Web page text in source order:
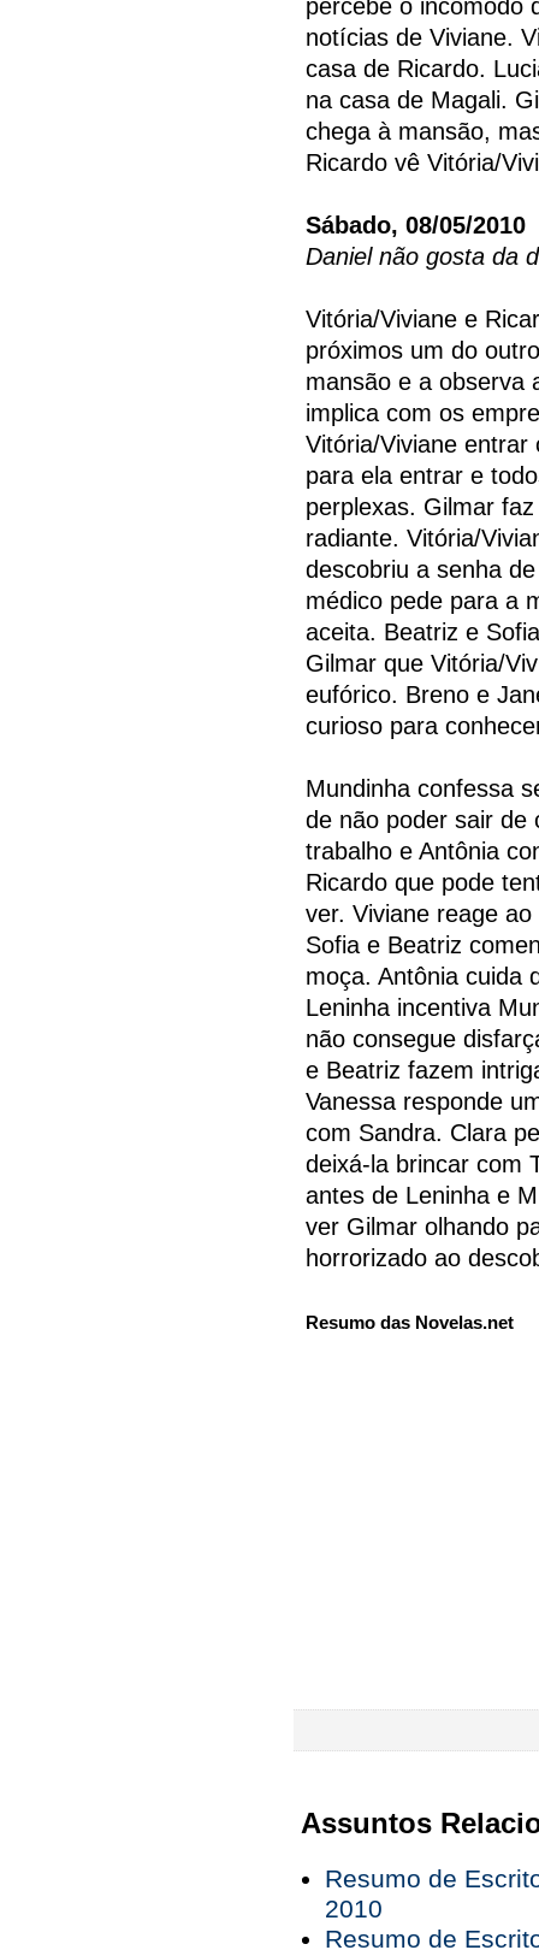
notícias de Viviane.
casa de Ricardo.
na casa de Magali.
chega à mansão,
Ricardo vê Vitória/
Sábado, 08/05/2010
Daniel não gosta da
Vitória/Viviane e
próximos um do
mansão e a observa
implica com os
Vitória/Viviane entrar
para ela entrar e
perplexas. Gilmar
radiante. Vitória/
descobriu a senha
médico pede para a
aceita. Beatriz e
Gilmar que Vitória/
eufórico. Breno e
curioso para
Mundinha confessa
de não poder sair de
trabalho e Antônia
Ricardo que pode
ver. Viviane reage
Sofia e Beatriz
moça. Antônia cuida
Leninha incentiva
não consegue
e Beatriz fazem
Vanessa responde
com Sandra. Clara
deixá-la brincar com
antes de Leninha e
ver Gilmar olhando
horrorizado ao
Resumo das Novelas.net
Assuntos
Resumo de
2010
Resumo de